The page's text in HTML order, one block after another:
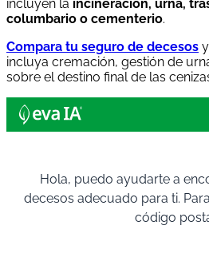
incluyen la incineración, urna,
columbario o cementerio.
Compara tu seguro de decesos
incluya cremación, gestión de
sobre el destino final de las
Hola, puedo ayudarte a
decesos adecuado para ti.
código